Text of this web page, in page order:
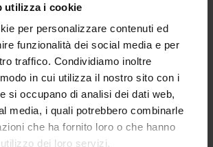
utilizza i cookie
per personalizzare contenuti ed
funzionalità dei social media e per
traffico. Condividiamo inoltre
in cui utilizza il nostro sito con i
si occupano di analisi dei dati web,
media, i quali potrebbero combinarle
che ha fornito loro o che hanno
dei loro servizi.
inlaboratori di analisi
per contribuire
di contaminanti e alla
ecologici. All’interno di
, riserve e aree protette, il
occuparsi dellagestione della
, del censimento faunistico e
sorveglianza ambientale e